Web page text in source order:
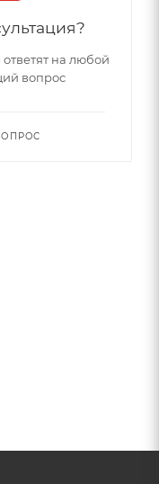
на любой
вопрос